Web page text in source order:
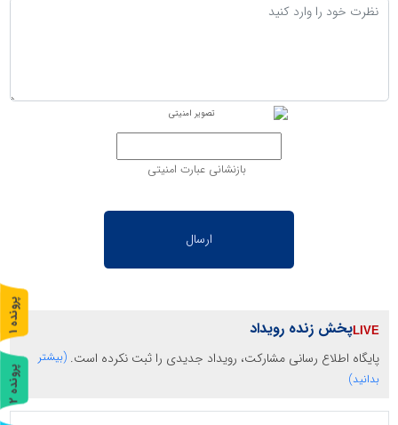
بازنشانی عبارت امنیتی
پخش زنده رویداد
پایگاه اطلاع رسانی مشارکت، رویداد جدیدی را ثبت نکرده است. (بیشتر
بدانید)
پ
ر
و
ن
د
ه
1
پ
ر
و
ن
د
ه
2